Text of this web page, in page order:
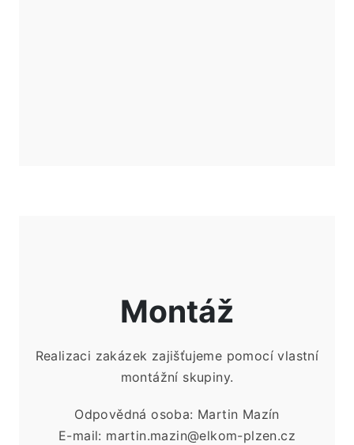
Montáž
Realizaci zakázek zajišťujeme pomocí vlastní
montážní skupiny.
Odpovědná osoba: Martin Mazín
E-mail: martin.mazin@elkom-plzen.cz